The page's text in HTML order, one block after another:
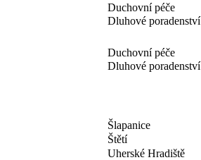
Duchovní péče
Dluhové poradenství
Duchovní péče
Dluhové poradenství
Šlapanice
Štětí
Uherské Hradiště